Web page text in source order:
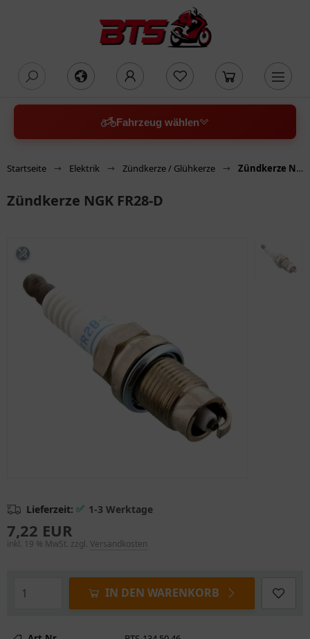
Fahrzeug wählen
Startseite Elektrik Zündkerze / Glühkerze Zündkerze NGK FR28-D
Zündkerze NGK FR28-D
Lieferzeit: ✅ 1-3 Werktage
7,22 EUR
inkl. 19 % MwSt. zzgl. Versandkosten
IN DEN WARENKORB